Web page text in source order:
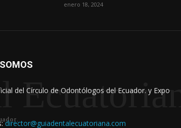
enero 18, 2024
del Círculo de Odontólogos del Ecuador. y Expo
director@guiadentalecuatoriana.com